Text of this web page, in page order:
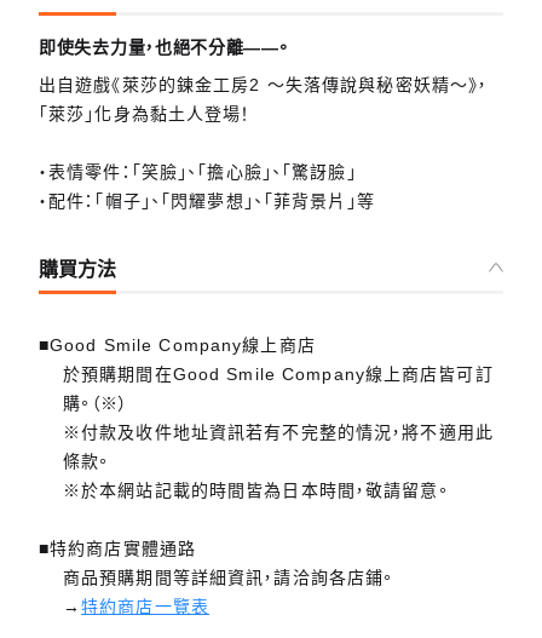
即使失去力量，也絕不分離——。
出自遊戲《萊莎的鍊金工房2 ～失落傳說與秘密妖精～》，
「萊莎」化身為黏土人登場！
・表情零件：「笑臉」、「擔心臉」、「驚訝臉」
・配件：「帽子」、「閃耀夢想」、「菲背景片」等
購買方法
■Good Smile Company線上商店
於預購期間在Good Smile Company線上商店皆可訂
購。（※）
※付款及收件地址資訊若有不完整的情況，將不適用此
條款。
※於本網站記載的時間皆為日本時間，敬請留意。
■特約商店實體通路
商品預購期間等詳細資訊，請洽詢各店鋪。
→特約商店一覽表